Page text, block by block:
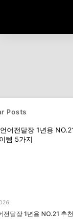
Posts
전달장 1년용 NO.21 추천